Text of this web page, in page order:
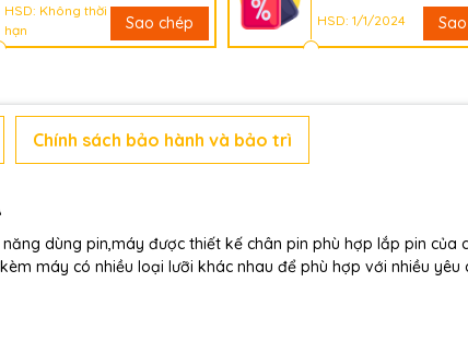
HSD: Không thời
hạn
Sao chép
HSD: 1/1/2024
Chính sách bảo hành và bảo trì
dùng pin,máy được thiết kế chân pin phù hợp lắp pin của
máy có nhiều loại lưỡi khác nhau để phù hợp với nhiều yêu